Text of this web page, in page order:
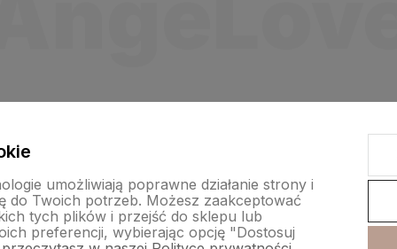
umożliwiają poprawne działanie strony i
do Twoich potrzeb. Możesz zaakceptować
tych plików i przejść do sklepu lub
preferencji, wybierając opcję "Dostosuj